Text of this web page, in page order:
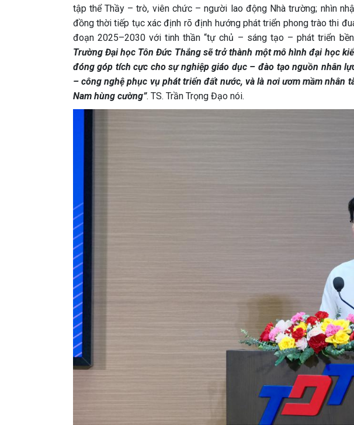
tập thể Thầy – trò, viên chức – người lao động Nhà trường; nhìn
đồng thời tiếp tục xác định rõ định hướng phát triển phong trào thi
đoạn 2025–2030 với tinh thần “tự chủ – sáng tạo – phát triển bền
Trường Đại học Tôn Đức Thắng sẽ trở thành một mô hình đại học
đóng góp tích cực cho sự nghiệp giáo dục – đào tạo nguồn nhân
– công nghệ phục vụ phát triển đất nước, và là nơi ươm mầm nhân
Nam hùng cường”. TS. Trần Trọng Đạo nói.